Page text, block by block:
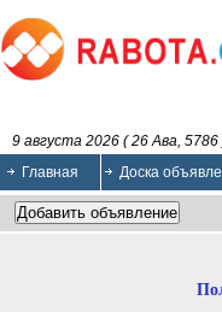
9 августа 2026 ( 26 Ава, 5786
Главная
Доска